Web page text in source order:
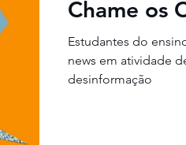
Chame os
Estudantes do
news em atividade
desinformação